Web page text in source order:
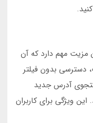
مهم دارد که آن
دسترسی بدون فیلتر
آدرس جدید
ویژگی برای کاربران